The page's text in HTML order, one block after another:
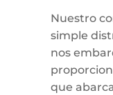
Nuestro
simple
nos
que